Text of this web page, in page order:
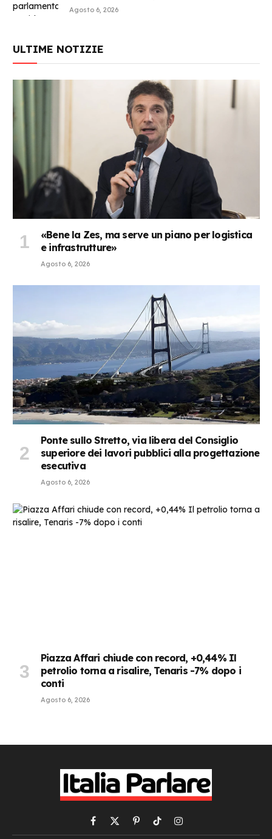
Agosto 6, 2026
ULTIME NOTIZIE
«Bene la Zes, ma serve un piano per logistica
e infrastrutture»
Agosto 6, 2026
Ponte sullo Stretto, via libera del Consiglio
superiore dei lavori pubblici alla progettazione
esecutiva
Agosto 6, 2026
Piazza Affari chiude con record, +0,44% Il
petrolio torna a risalire, Tenaris -7% dopo i
conti
Agosto 6, 2026
Facebook
X
PinterestTikTokInstagram